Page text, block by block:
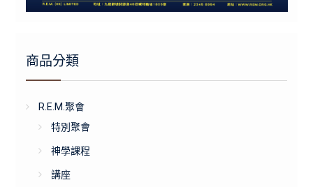
商品分類
R.E.M.聚會
特別聚會
神學課程
講座